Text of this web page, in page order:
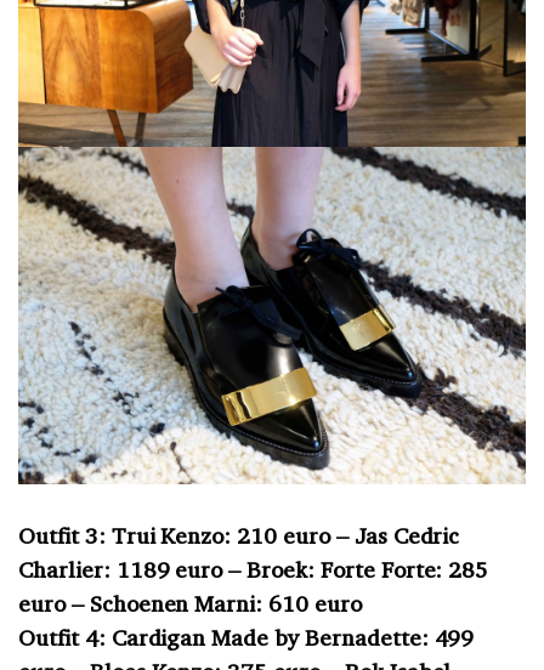
Outfit 3: Trui Kenzo: 210 euro – Jas Cedric
Charlier: 1189 euro – Broek: Forte Forte: 285
euro – Schoenen Marni: 610 euro
Outfit 4: Cardigan Made by Bernadette: 499